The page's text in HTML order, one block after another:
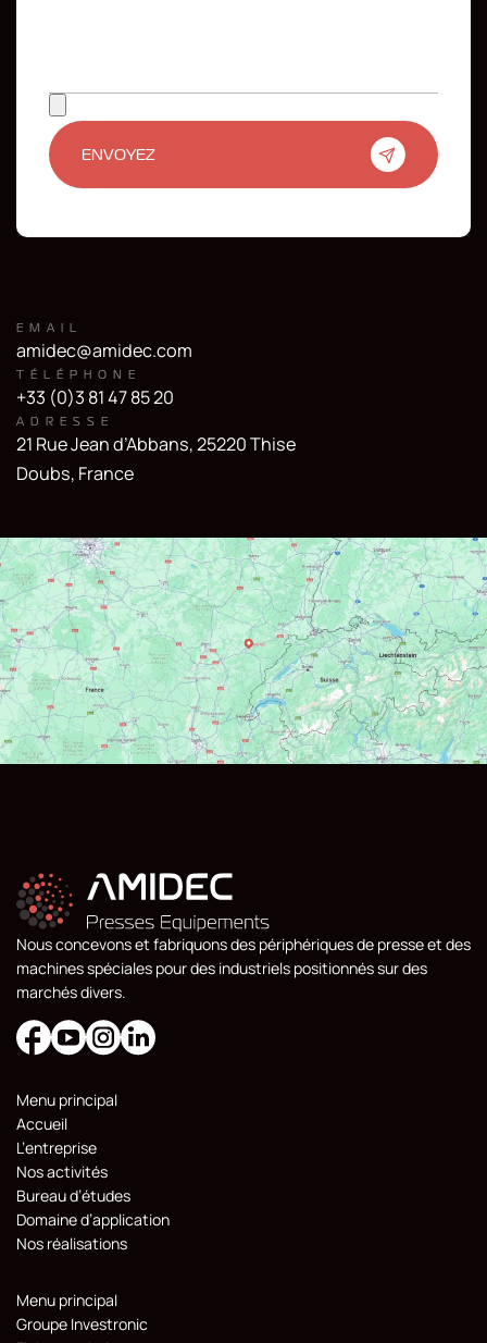
ENVOYEZ
EMAIL
amidec@amidec.com
TÉLÉPHONE
+33 (0)3 81 47 85 20
ADRESSE
21 Rue Jean d’Abbans, 25220 Thise
Doubs, France
Nous concevons et fabriquons des périphériques de presse et des
machines spéciales pour des industriels positionnés sur des
marchés divers.
Menu principal
Accueil
L’entreprise
Nos activités
Bureau d’études
Domaine d’application
Nos réalisations
Menu principal
Groupe Investronic